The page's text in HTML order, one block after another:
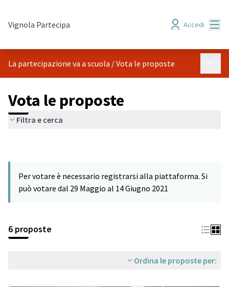
Vignola Partecipa Accedi
La partecipazione va a scuola /Vota le proposte
Vota le proposte
Filtra e cerca
Per votare è necessario registrarsi alla piattaforma. Si
può votare dal 29 Maggio al 14 Giugno 2021
6 proposte
Ordina le proposte per: